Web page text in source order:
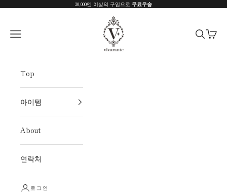
30,000엔 이상의 구입으로 무료우송
vivarante
탐색 메뉴 열기
검색 열기
장바
Top
아이템
About
연락처
로그인